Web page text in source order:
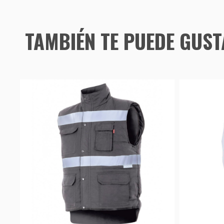
TAMBIÉN TE PUEDE